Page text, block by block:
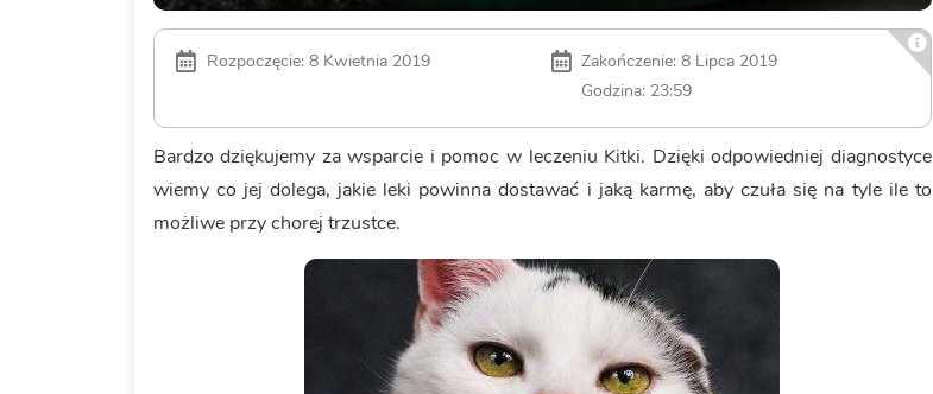
Rozpoczęcie: 8 Kwietnia 2019
Zakończenie: 8 Lipca 2019
Godzina: 23:59
Bardzo dziękujemy za wsparcie i pomoc w leczeniu Kitki. Dzięki odpowiedniej diagnostyce
wiemy co jej dolega, jakie leki powinna dostawać i jaką karmę, aby czuła się na tyle ile to
możliwe przy chorej trzustce.